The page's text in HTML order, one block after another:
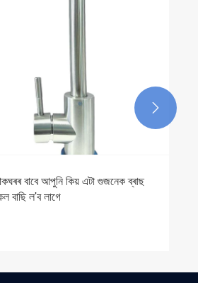
বাবে আপুনি কিয় এটা গুজনেক ব্ৰাছ
বাছি ল'ব লাগে
